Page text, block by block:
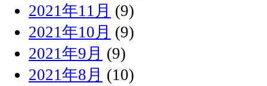
2021年11月 (9)
2021年10月 (9)
2021年9月 (9)
2021年8月 (10)